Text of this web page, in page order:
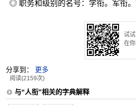
◎ 职务和级别的名号：学衔。军衔。
试
在
分享到： 更多
阅读(2159次)
与“人衔”相关的字典解释